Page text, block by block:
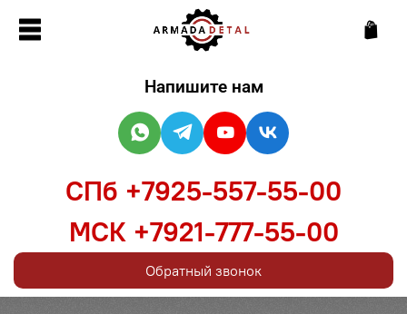
Напишите нам
СПб +7925-557-55-00
МСК +7921-777-55-00
Обратный звонок